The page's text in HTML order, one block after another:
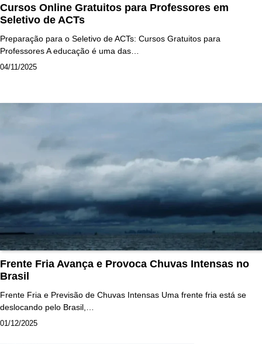
Cursos Online Gratuitos para Professores em
Seletivo de ACTs
Preparação para o Seletivo de ACTs: Cursos Gratuitos para
Professores A educação é uma das…
04/11/2025
Frente Fria Avança e Provoca Chuvas Intensas no
Brasil
Frente Fria e Previsão de Chuvas Intensas Uma frente fria está se
deslocando pelo Brasil,…
01/12/2025